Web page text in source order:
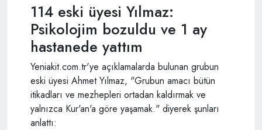
114 eski üyesi Yılmaz:
Psikolojim bozuldu ve 1 ay
hastanede yattım
Yeniakit.com.tr'ye açıklamalarda bulunan grubun
eski üyesi Ahmet Yılmaz, "Grubun amacı bütün
itikadları ve mezhepleri ortadan kaldırmak ve
yalnızca Kur'an'a göre yaşamak." diyerek şunları
anlattı: